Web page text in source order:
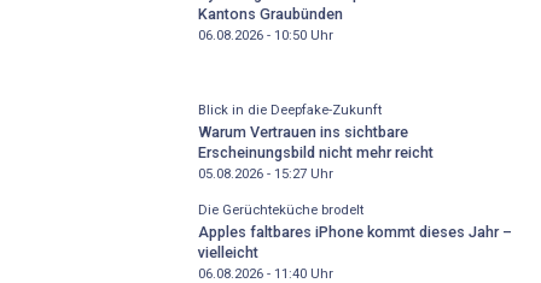
Kantons Graubünden
06.08.2026 - 10:50Uhr
Blick in die Deepfake-Zukunft
Warum Vertrauen ins sichtbare
Erscheinungsbild nicht mehr reicht
05.08.2026 - 15:27Uhr
Die Gerüchteküche brodelt
Apples faltbares iPhone kommt dieses Jahr –
vielleicht
06.08.2026 - 11:40Uhr